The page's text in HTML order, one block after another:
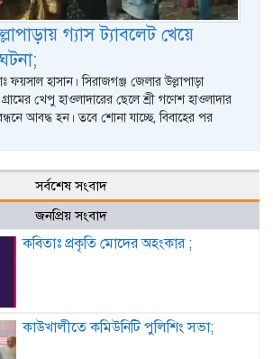
গ্যাস ট্যাবলেট খেয়ে
ফয়সাল হাসান। সিরাজগঞ্জ জেলার উল্লাপাড়া
খেপু হাওলাদারের ছেলে শ্রী গণেশ হাওলাদার
আবদ্ধ হন। তবে শোনা যাচ্ছে, বিবাহের পর
সর্বশেষ সংবাদ
জনপ্রিয় সংবাদ
কবিতাঃ প্রকৃতি মোদের অহংকার ;
কাউখালীতে কমিউনিটি পুলিশিং সভা;